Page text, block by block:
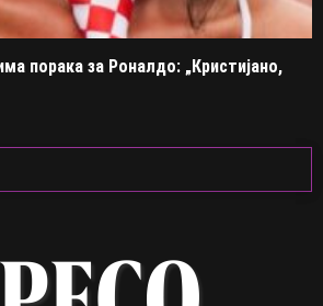
порака за Роналдо: „Кристијано,